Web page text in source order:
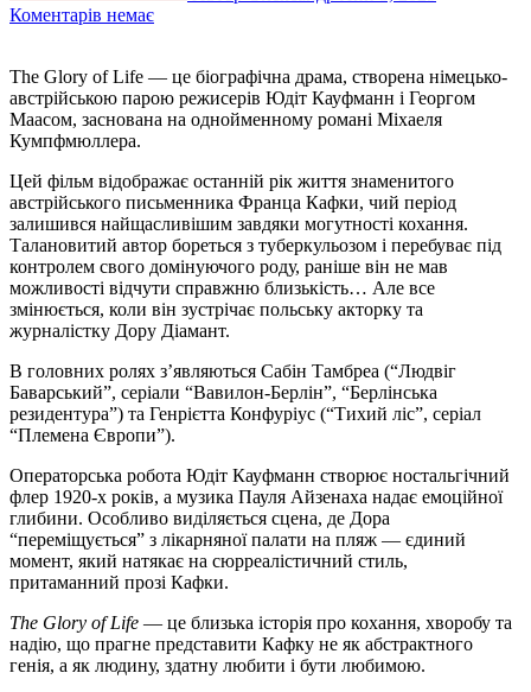
Коментарів немає
The Glory of Life — це біографічна драма, створена німецько-
австрійською парою режисерів Юдіт Кауфманн і Георгом
Маасом, заснована на однойменному романі Міхаеля
Кумпфмюллера.
Цей фільм відображає останній рік життя знаменитого
австрійського письменника Франца Кафки, чий період
залишився найщасливішим завдяки могутності кохання.
Талановитий автор бореться з туберкульозом і перебуває під
контролем свого домінуючого роду, раніше він не мав
можливості відчути справжню близькість… Але все
змінюється, коли він зустрічає польську акторку та
журналістку Дору Діамант.
В головних ролях з’являються Сабін Тамбреа (“Людвіг
Баварський”, серіали “Вавилон-Берлін”, “Берлінська
резидентура”) та Генрієтта Конфуріус (“Тихий ліс”, серіал
“Племена Європи”).
Операторська робота Юдіт Кауфманн створює ностальгічний
флер 1920-х років, а музика Пауля Айзенаха надає емоційної
глибини. Особливо виділяється сцена, де Дора
“переміщується” з лікарняної палати на пляж — єдиний
момент, який натякає на сюрреалістичний стиль,
притаманний прозі Кафки.
The Glory of Life — це близька історія про кохання, хворобу та
надію, що прагне представити Кафку не як абстрактного
генія, а як людину, здатну любити і бути любимою.